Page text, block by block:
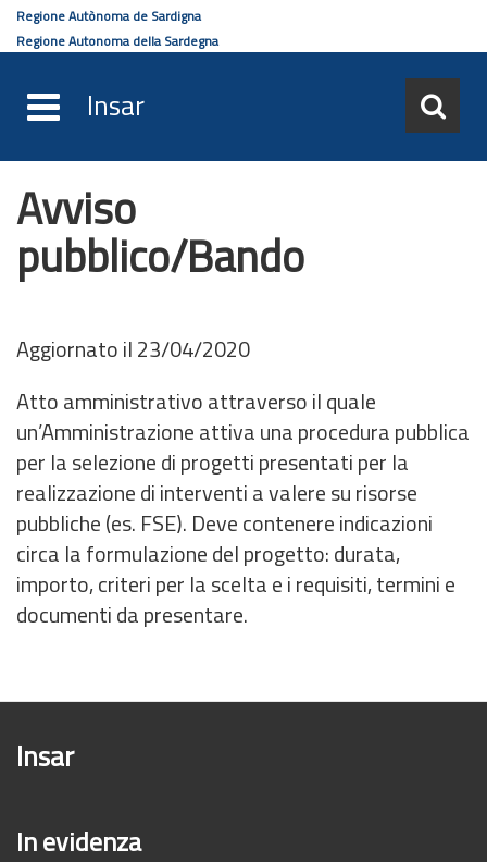
Salta
principale
Regione Autònoma de Sardigna
Regione Autonoma della Sardegna
Insar
Avviso
pubblico/Bando
Aggiornato il 23/04/2020
Atto amministrativo attraverso il quale
un’Amministrazione attiva una procedura pubblica
per la selezione di progetti presentati per la
realizzazione di interventi a valere su risorse
pubbliche (es. FSE). Deve contenere indicazioni
circa la formulazione del progetto: durata,
importo, criteri per la scelta e i requisiti, termini e
documenti da presentare.
Insar
In evidenza